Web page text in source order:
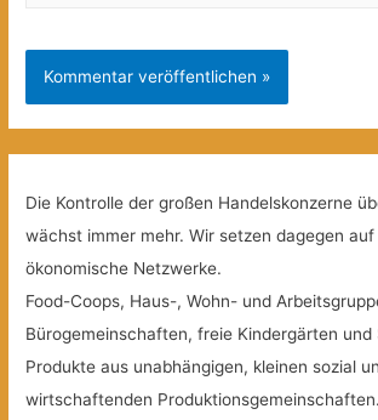
Die Kontrolle der großen Handelskonzerne
wächst immer mehr. Wir setzen dagegen auf
ökonomische Netzwerke.
Food-Coops, Haus-, Wohn- und
Bürogemeinschaften, freie Kindergärten und
Produkte aus unabhängigen, kleinen sozial
wirtschaftenden Produktionsgemeinschaften.